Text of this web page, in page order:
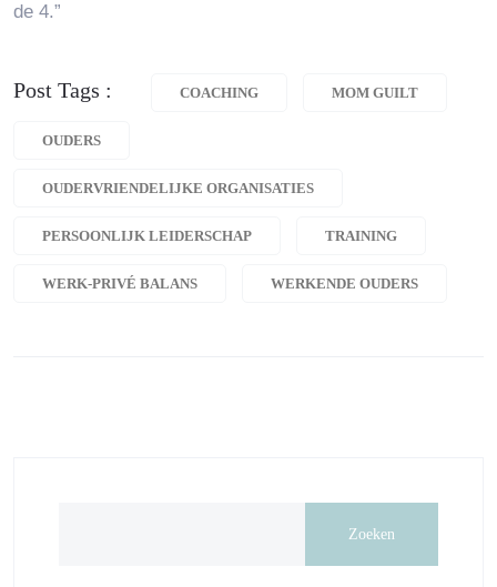
de 4.”
Post Tags : COACHING MOM GUILT
OUDERS
OUDERVRIENDELIJKE ORGANISATIES
PERSOONLIJK LEIDERSCHAP TRAINING
WERK-PRIVÉ BALANS WERKENDE OUDERS
Zoeken